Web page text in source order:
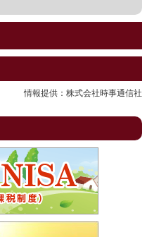
情報提供：株式会社時事通信社